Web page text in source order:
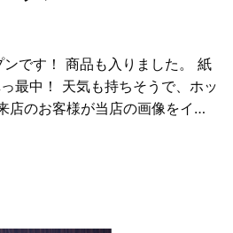
です！ 商品も入りました。 紙
最中！ 天気も持ちそうで、ホッ
店のお客様が当店の画像をイ…